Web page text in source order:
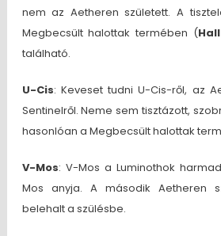
nem az Aetheren született. A
Megbecsült halottak termében (
található.
U-Cis: Keveset tudni U-Cis-ről, az
Sentinelről. Neme sem tisztázott,
hasonlóan a Megbecsült halottak
V-Mos: V-Mos a Luminothok
Mos anyja. A második Aetheren
belehalt a szülésbe.